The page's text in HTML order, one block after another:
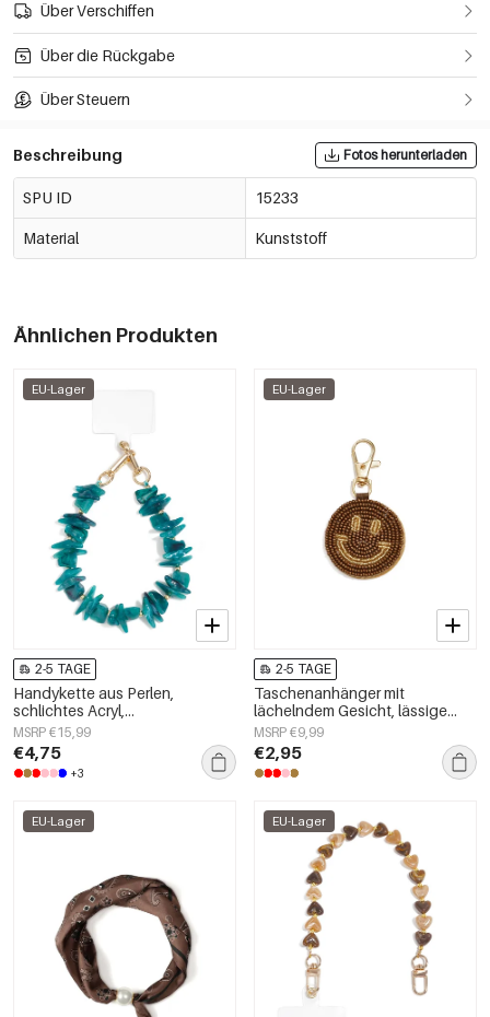
Über Verschiffen
Über die Rückgabe
Über Steuern
Beschreibung Fotos herunterladen
SPU ID 15233
Material Kunststoff
Ähnlichen Produkten
EU-Lager
2-5 TAGE
Handykette aus Perlen,
schlichtes Acryl,
Alltagsaccessoire
MSRP €15,99
€4,75
+3
EU-Lager
2-5 TAGE
Taschenanhänger mit
lächelndem Gesicht, lässige
Gläser, Alltagsaccessoires
MSRP €9,99
€2,95
EU-Lager EU-Lager